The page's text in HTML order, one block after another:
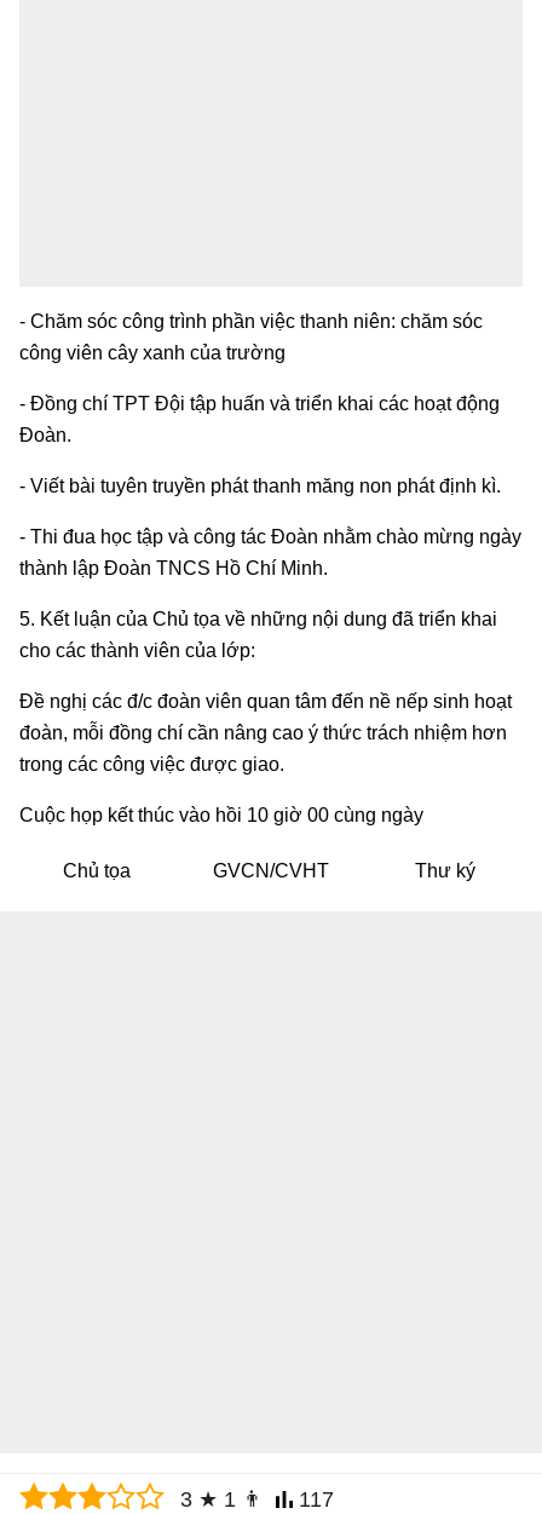
- Chăm sóc công trình phần việc thanh niên: chăm sóc
công viên cây xanh của trường
- Đồng chí TPT Đội tập huấn và triển khai các hoạt động
Đoàn.
- Viết bài tuyên truyền phát thanh măng non phát định kì.
- Thi đua học tập và công tác Đoàn nhằm chào mừng ngày
thành lập Đoàn TNCS Hồ Chí Minh.
5. Kết luận của Chủ tọa về những nội dung đã triển khai
cho các thành viên của lớp:
Đề nghị các đ/c đoàn viên quan tâm đến nề nếp sinh hoạt
đoàn, mỗi đồng chí cần nâng cao ý thức trách nhiệm hơn
trong các công việc được giao.
Cuộc họp kết thúc vào hồi 10 giờ 00 cùng ngày
Chủ tọa GVCN/CVHT Thư ký
3 ★ 1 👨 117